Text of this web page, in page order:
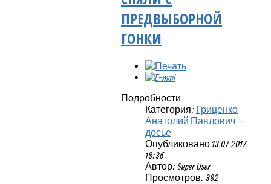
ПРЕДВЫБОРНОЙ
ГОНКИ
Подробности
Категория: Гриценко
Анатолий Павлович —
досье
Опубликовано 13.07.2017
18:36
Автор: Super User
Просмотров: 382